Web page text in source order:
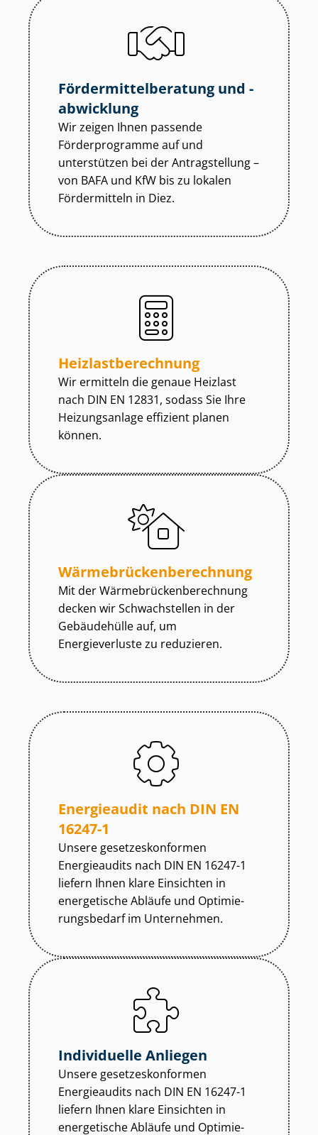
För­der­mit­tel­be­ra­tung und -
abwicklung
Wir zeigen Ihnen passende
Förderprogramme auf und
unterstützen bei der Antragstellung –
von BAFA und KfW bis zu lokalen
Fördermitteln in Diez.
Heiz­last­be­rech­nung
Wir ermitteln die genaue Heizlast
nach DIN EN 12831, sodass Sie Ihre
Heizungsanlage effizient planen
können.
Wär­me­brü­cken­be­rech­nung
Mit der Wär­me­brü­cken­be­rech­nung
decken wir Schwachstellen in der
Gebäudehülle auf, um
Energieverluste zu reduzieren.
Energieaudit nach DIN EN
16247-1
Unsere ge­set­zes­kon­for­men
Energieaudits nach DIN EN 16247-1
liefern Ihnen klare Einsichten in
energetische Abläufe und Op­ti­mie­
rungs­be­darf im Unternehmen.
Individuelle Anliegen
Unsere ge­set­zes­kon­for­men
Energieaudits nach DIN EN 16247-1
liefern Ihnen klare Einsichten in
energetische Abläufe und Op­ti­mie­